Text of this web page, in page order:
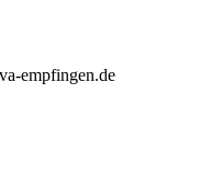
empfingen.de